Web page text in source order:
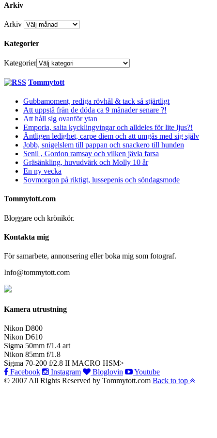
Arkiv
Arkiv
Kategorier
Kategorier
Tommytott
Gubbamoment, rediga rövhål & tack så stjärtligt
Att uppstå från de döda ca 9 månader senare ?!
Att håll sig ovanför ytan
Emporia, salta kycklingvingar och alldeles för lite ljus?!
Äntligen ledighet, carpe diem och att umgås med sig själv
Jobb, snigelslem till pappan och snackero till hunden
Senil , Gordon ramsay och vilken jävla farsa
Gräsänkling, huvudvärk och Molly 10 år
En ny vecka
Sovmorgon på riktigt, lussepenis och söndagsmode
Tommytott.com
Bloggare och krönikör.
Kontakta mig
För samarbete, annonsering eller boka mig som fotograf.
Info@tommytott.com
Kamera utrustning
Nikon D800
Nikon D610
Sigma 50mm f/1.4 art
Nikon 85mm f/1.8
Sigma 70-200 f/2.8 II MACRO HSM>
Facebook
Instagram Bloglovin
Youtube
© 2007 All Rights Reserved by Tommytott.com Back to top